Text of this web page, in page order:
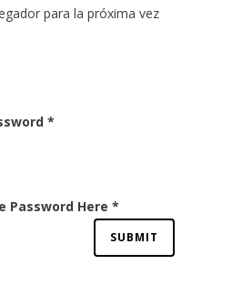
para la próxima vez
*
Password Here *